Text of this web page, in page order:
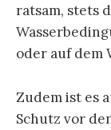
ratsam, stets
oder auf dem
Zudem ist es
Schutz vor